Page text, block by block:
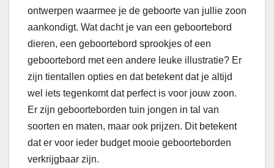
ontwerpen waarmee je de geboorte van jullie zoon
aankondigt. Wat dacht je van een geboortebord
dieren, een geboortebord sprookjes of een
geboortebord met een andere leuke illustratie? Er
zijn tientallen opties en dat betekent dat je altijd
wel iets tegenkomt dat perfect is voor jouw zoon.
Er zijn geboorteborden tuin jongen in tal van
soorten en maten, maar ook prijzen. Dit betekent
dat er voor ieder budget mooie geboorteborden
verkrijgbaar zijn.